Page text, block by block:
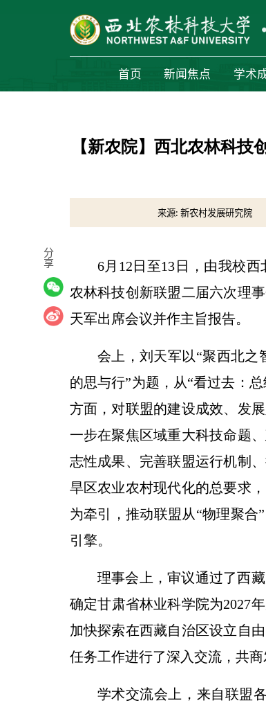
首页 新闻焦点 学术
【新农院】西北农林科
来源: 新农村发展研究院
6月12日至13日，由我校
农林科技创新联盟二届六次理
天军出席会议并作主旨报告。
会上，刘天军以“聚西北
的思与行”为题，从“看过去：
方面，对联盟的建设成效、发
一步在聚焦区域重大科技命题
志性成果、完善联盟运行机制
旱区农业农村现代化的总要求
为牵引，推动联盟从“物理聚合
引擎。
理事会上，审议通过了西
确定甘肃省林业科学院为2027
加快探索在西藏自治区设立自
任务工作进行了深入交流，共商
学术交流会上，来自联盟
分
享